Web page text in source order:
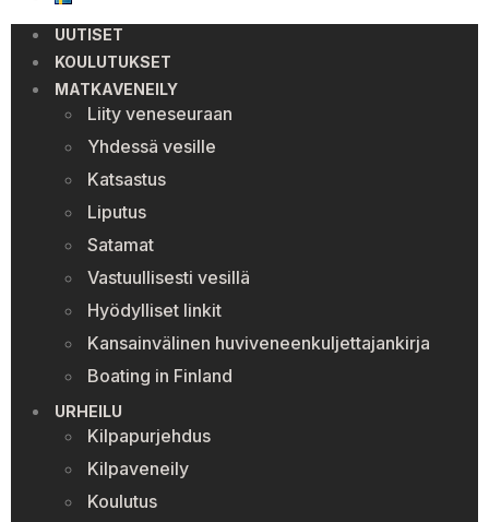
UUTISET
KOULUTUKSET
MATKAVENEILY
Liity veneseuraan
Yhdessä vesille
Katsastus
Liputus
Satamat
Vastuullisesti vesillä
Hyödylliset linkit
Kansainvälinen huviveneenkuljettajankirja
Boating in Finland
URHEILU
Kilpapurjehdus
Kilpaveneily
Koulutus